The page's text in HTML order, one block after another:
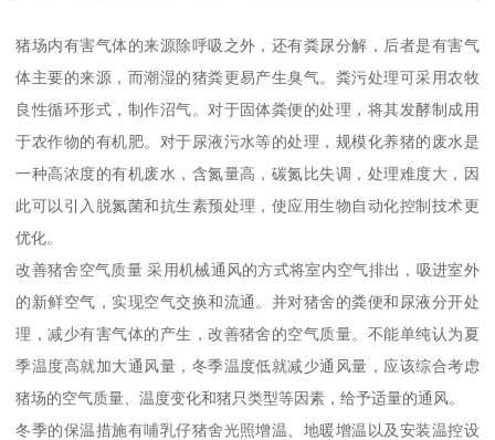
猪场内有害气体的来源除呼吸之外，还有粪尿分解，后者是有害气
体主要的来源，而潮湿的猪粪更易产生臭气。粪污处理可采用农牧
良性循环形式，制作沼气。对于固体粪便的处理，将其发酵制成用
于农作物的有机肥。对于尿液污水等的处理，规模化养猪的废水是
一种高浓度的有机废水，含氮量高，碳氮比失调，处理难度大，因
此可以引入脱氮菌和抗生素预处理，使应用生物自动化控制技术更
优化。
改善猪舍空气质量 采用机械通风的方式将室内空气排出，吸进室外
的新鲜空气，实现空气交换和流通。并对猪舍的粪便和尿液分开处
理，减少有害气体的产生，改善猪舍的空气质量。不能单纯认为夏
季温度高就加大通风量，冬季温度低就减少通风量，应该综合考虑
猪场的空气质量、温度变化和猪只类型等因素，给予适量的通风。
冬季的保温措施有哺乳仔猪舍光照增温、地暖增温以及安装温控设